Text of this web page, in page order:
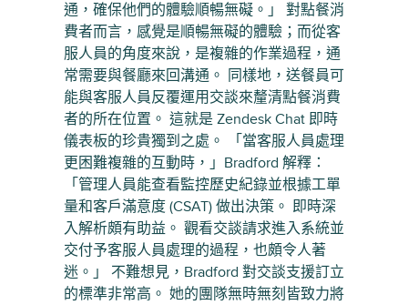
通，確保他們的體驗順暢無礙。」 對點餐消
費者而言，感覺是順暢無礙的體驗；而從客
服人員的角度來說，是複雜的作業過程，通
常需要與餐廳來回溝通。 同樣地，送餐員可
能與客服人員反覆運用交談來釐清點餐消費
者的所在位置。 這就是 Zendesk Chat 即時
儀表板的珍貴獨到之處。 「當客服人員處理
更困難複雜的互動時，」Bradford 解釋：
「管理人員能查看監控歷史紀錄並根據工單
量和客戶滿意度 (CSAT) 做出決策。 即時深
入解析頗有助益。 觀看交談請求進入系統並
交付予客服人員處理的過程，也頗令人著
迷。」 不難想見，Bradford 對交談支援訂立
的標準非常高。 她的團隊無時無刻皆致力將